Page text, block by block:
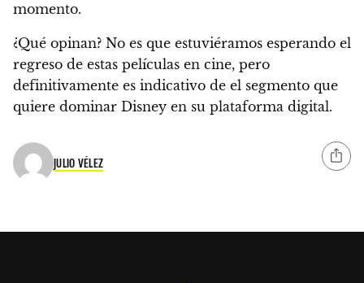
momento.
¿Qué opinan? No es que estuviéramos esperando el
regreso de estas películas en cine, pero
definitivamente es indicativo de el segmento que
quiere dominar Disney en su plataforma digital.
JULIO VÉLEZ